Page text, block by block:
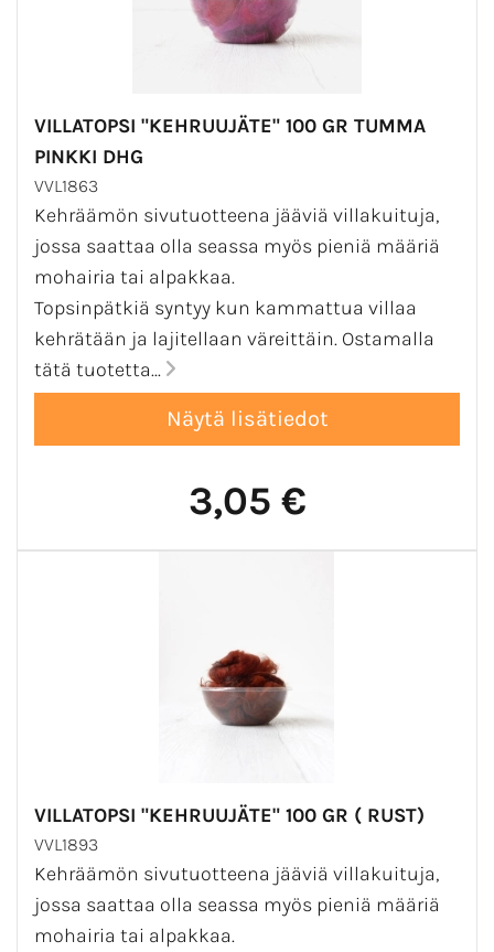
VILLATOPSI "KEHRUUJÄTE" 100 GR TUMMA
PINKKI DHG
VVL1863
Kehräämön sivutuotteena jääviä villakuituja,
jossa saattaa olla seassa myös pieniä määriä
mohairia tai alpakkaa.
Topsinpätkiä syntyy kun kammattua villaa
kehrätään ja lajitellaan väreittäin. Ostamalla
tätä tuotetta...
3,05 €
VILLATOPSI "KEHRUUJÄTE" 100 GR ( RUST)
VVL1893
Kehräämön sivutuotteena jääviä villakuituja,
jossa saattaa olla seassa myös pieniä määriä
mohairia tai alpakkaa.